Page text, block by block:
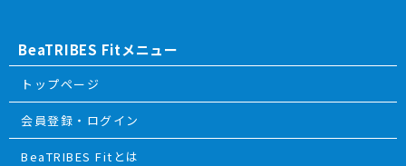
BeaTRIBES Fitメニュー
トップページ
会員登録・ログイン
BeaTRIBES Fitとは